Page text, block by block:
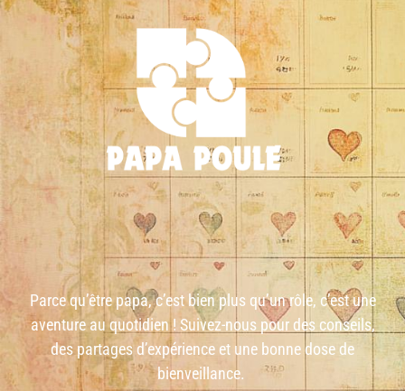
Parce qu’être papa, c’est bien plus qu’un rôle, c’est une
aventure au quotidien ! Suivez-nous pour des conseils,
des partages d’expérience et une bonne dose de
bienveillance.